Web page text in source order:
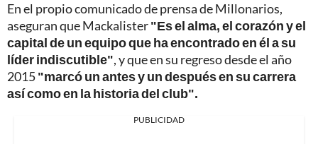
En el propio comunicado de prensa de Millonarios,
aseguran que Mackalister"Es el alma, el corazón y el
capital de un equipo que ha encontrado en él a su
líder indiscutible", y que en su regreso desde el año
2015"marcó un antes y un después en su carrera
así como en la historia del club".
PUBLICIDAD